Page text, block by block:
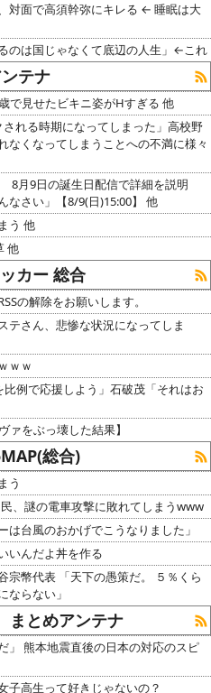
対面で高須幹弥にキレる ← 睡眠は大
のは国じゃなくて底辺の人生」←これ
テナ
で見せたビキニ姿がHすぎる 他
される時期になってしまった」高校野
なくなってしまうことへの不満に様々
8月9日の誕生日配信で詳細を説明
なさい」【8/9(日)15:00】 他
う 他
他
カー 総合
の解除をお願いします。
テさん、悲惨な状況になってしま
ｗｗ
比例で応援しよう」石破茂「それはお
ァをぶっ壊した結果】
総合)
う
、謎の電車攻撃に敗れてしまうwww
台風のおかげでこうなりました」
いんだよ丼を作る
宗幣代表 「天下の愚策だ。 ５％くら
ならない」
とめアンテナ
」 熊本地震直後の日本の対応のスピ
子高生って好きじゃないの？